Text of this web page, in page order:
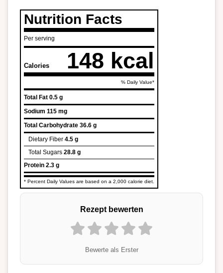
Nutrition Facts
Per serving
Calories 148 kcal
% Daily Value*
Total Fat 0.5 g
Sodium 115 mg
Total Carbohydrate 36.6 g
Dietary Fiber 4.5 g
Total Sugars 28.8 g
Protein 2.3 g
* Percent Daily Values are based on a 2,000 calorie diet.
Rezept bewerten
Bewerte als Erster